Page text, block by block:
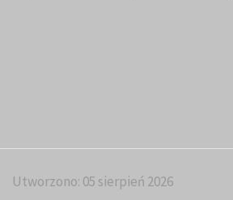
Utworzono: 05 sierpień 2026